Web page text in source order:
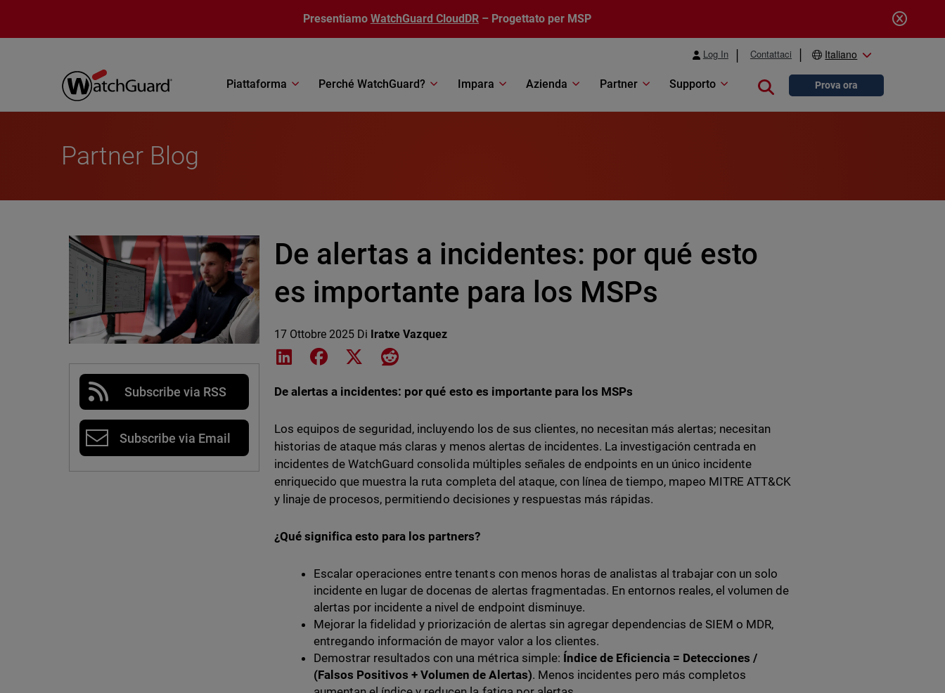
Presentiamo WatchGuard CloudDR – Progettato per MSP
Log In Contattaci Italiano
Piattaforma Perché WatchGuard? Impara Azienda Partner Supporto Close searchProva ora
Partner Blog
Subscribe via RSS
Subscribe via Email
De alertas a incidentes: por qué esto
es importante para los MSPs
17 Ottobre 2025 Di Iratxe Vazquez
Share on LinkedIn
Share on Facebook
Share on XShare on Reddit
De alertas a incidentes: por qué esto es importante para los MSPs
Los equipos de seguridad, incluyendo los de sus clientes, no necesitan más alertas; necesitan
historias de ataque más claras y menos alertas de incidentes. La investigación centrada en
incidentes de WatchGuard consolida múltiples señales de endpoints en un único incidente
enriquecido que muestra la ruta completa del ataque, con línea de tiempo, mapeo MITRE ATT&CK
y linaje de procesos, permitiendo decisiones y respuestas más rápidas.
¿Qué significa esto para los partners?
Escalar operaciones entre tenants con menos horas de analistas al trabajar con un solo
incidente en lugar de docenas de alertas fragmentadas. En entornos reales, el volumen de
alertas por incidente a nivel de endpoint disminuye.
Mejorar la fidelidad y priorización de alertas sin agregar dependencias de SIEM o MDR,
entregando información de mayor valor a los clientes.
Demostrar resultados con una métrica simple: Índice de Eficiencia = Detecciones /
(Falsos Positivos + Volumen de Alertas). Menos incidentes pero más completos